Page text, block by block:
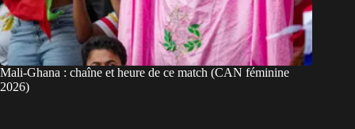
Mali-Ghana : chaîne et heure de ce match (CAN féminine
2026)